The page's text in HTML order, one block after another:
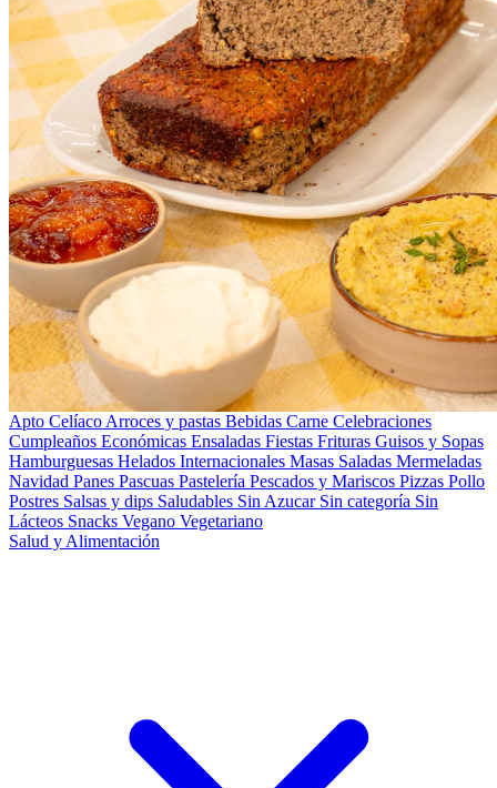
Apto Celíaco Arroces y pastas Bebidas Carne Celebraciones
Cumpleaños Económicas Ensaladas Fiestas Frituras Guisos y Sopas
Hamburguesas Helados Internacionales Masas Saladas Mermeladas
Navidad Panes Pascuas Pastelería Pescados y Mariscos Pizzas Pollo
Postres Salsas y dips Saludables Sin Azucar Sin categoría Sin
Lácteos Snacks Vegano Vegetariano
Salud y Alimentación